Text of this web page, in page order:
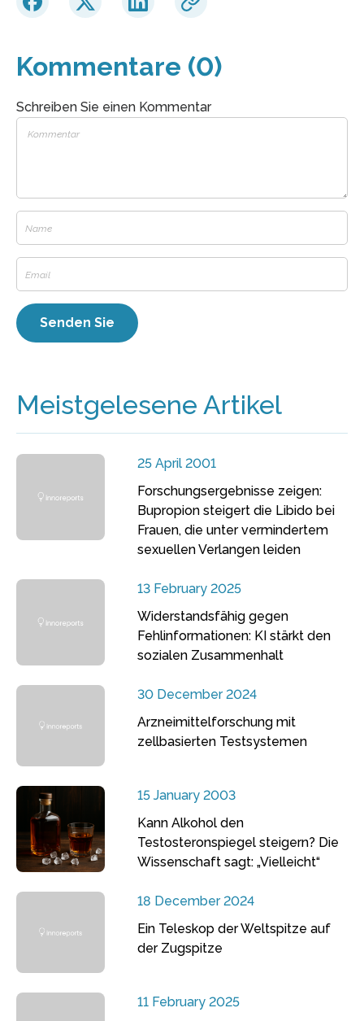
Kommentare (0)
Schreiben Sie einen Kommentar
Meistgelesene Artikel
25 April 2001
Forschungsergebnisse zeigen:
Bupropion steigert die Libido bei
Frauen, die unter vermindertem
sexuellen Verlangen leiden
13 February 2025
Widerstandsfähig gegen
Fehlinformationen: KI stärkt den
sozialen Zusammenhalt
30 December 2024
Arzneimittelforschung mit
zellbasierten Testsystemen
15 January 2003
Kann Alkohol den
Testosteronspiegel steigern? Die
Wissenschaft sagt: „Vielleicht“
18 December 2024
Ein Teleskop der Weltspitze auf
der Zugspitze
11 February 2025